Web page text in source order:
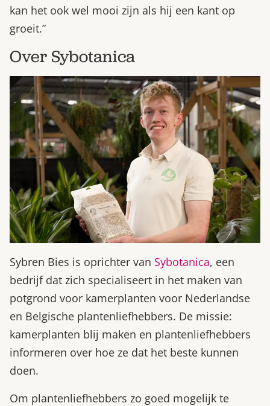
kan het ook wel mooi zijn als hij een kant op
groeit.”
Over Sybotanica
Sybren Bies is oprichter van Sybotanica, een
bedrijf dat zich specialiseert in het maken van
potgrond voor kamerplanten voor Nederlandse
en Belgische plantenliefhebbers. De missie:
kamerplanten blij maken en plantenliefhebbers
informeren over hoe ze dat het beste kunnen
doen.
Om plantenliefhebbers zo goed mogelijk te